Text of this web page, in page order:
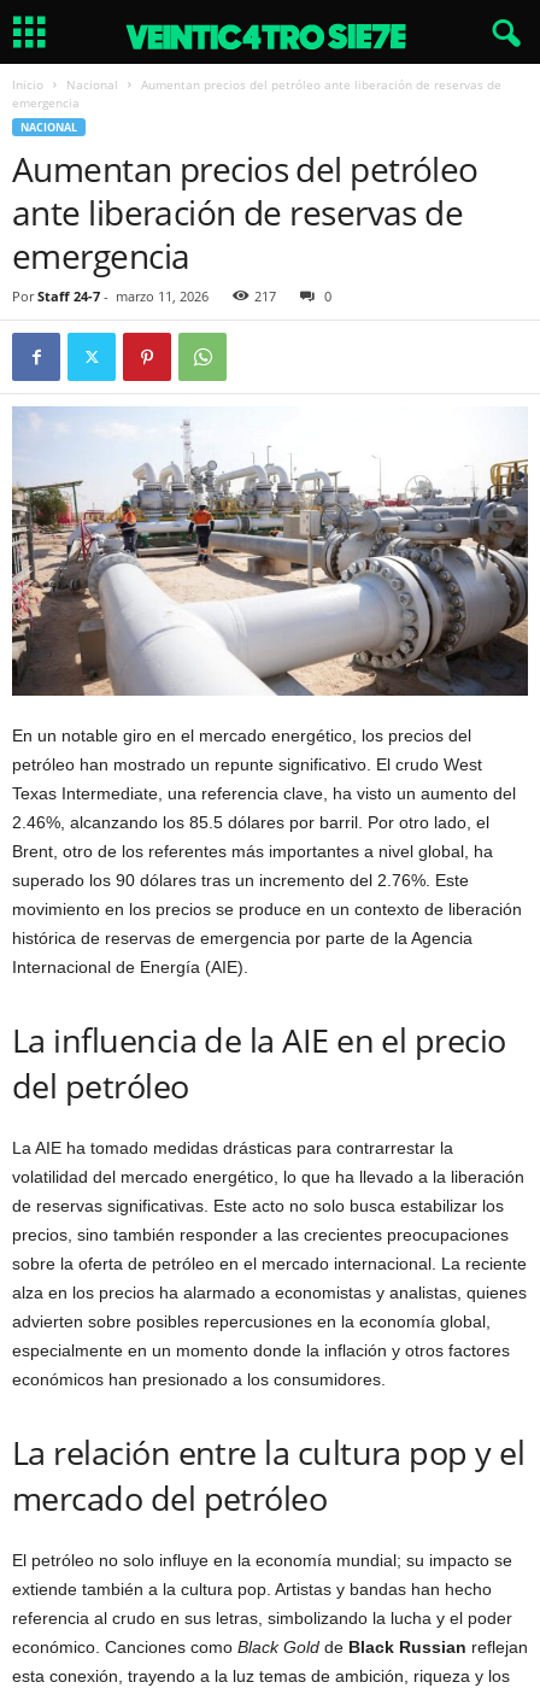
Inicio Nacional
Aumentan precios del petróleo ante liberación de reservas de
emergencia
NACIONAL
Aumentan precios del petróleo
ante liberación de reservas de
emergencia
Por Staff 24-7 - marzo 11, 2026 217 0
En un notable giro en el mercado energético, los precios del
petróleo han mostrado un repunte significativo. El crudo West
Texas Intermediate, una referencia clave, ha visto un aumento del
2.46%, alcanzando los 85.5 dólares por barril. Por otro lado, el
Brent, otro de los referentes más importantes a nivel global, ha
superado los 90 dólares tras un incremento del 2.76%. Este
movimiento en los precios se produce en un contexto de liberación
histórica de reservas de emergencia por parte de la Agencia
Internacional de Energía (AIE).
La influencia de la AIE en el precio
del petróleo
La AIE ha tomado medidas drásticas para contrarrestar la
volatilidad del mercado energético, lo que ha llevado a la liberación
de reservas significativas. Este acto no solo busca estabilizar los
precios, sino también responder a las crecientes preocupaciones
sobre la oferta de petróleo en el mercado internacional. La reciente
alza en los precios ha alarmado a economistas y analistas, quienes
advierten sobre posibles repercusiones en la economía global,
especialmente en un momento donde la inflación y otros factores
económicos han presionado a los consumidores.
La relación entre la cultura pop y el
mercado del petróleo
El petróleo no solo influye en la economía mundial; su impacto se
extiende también a la cultura pop. Artistas y bandas han hecho
referencia al crudo en sus letras, simbolizando la lucha y el poder
económico. Canciones como Black Gold de Black Russian reflejan
esta conexión, trayendo a la luz temas de ambición, riqueza y los